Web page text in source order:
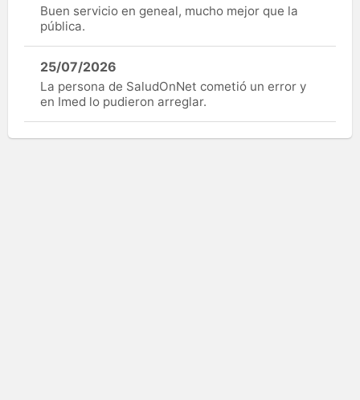
Buen servicio en geneal, mucho mejor que la
pública.
25/07/2026
La persona de SaludOnNet cometió un error y
en Imed lo pudieron arreglar.